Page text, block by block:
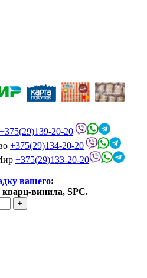
+375(29)139-20-20
+375(29)134-20-20
+375(29)133-20-20
вашего:
кварц-винила, SPC.